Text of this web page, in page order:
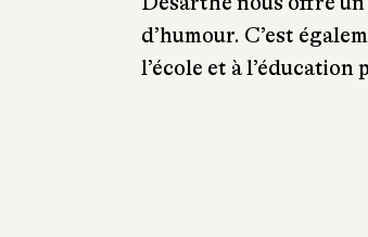
d’humour. C’est
l’école et à l’éducation